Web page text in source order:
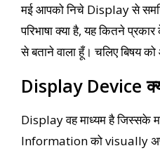
मई आपको निचे Display से
परिभाषा क्या है, यह कितने
से बताने वाला हूँ। चलिए बिषय
Display Device
Display वह माध्यम है जिस्सके
Information को visually